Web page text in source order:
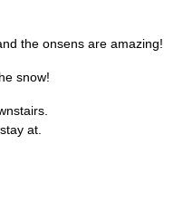
the onsens are amazing!
snow!
at.